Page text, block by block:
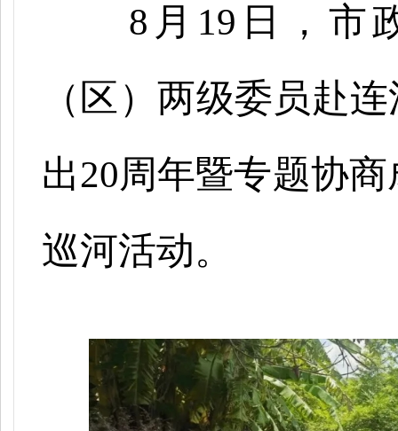
8月19日，市
（区）两级委员赴
出20周年暨专题协
巡河活动。